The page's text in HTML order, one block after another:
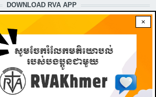
×
DOWNLOAD RVA APP
STAY CONNECTED WITH US!